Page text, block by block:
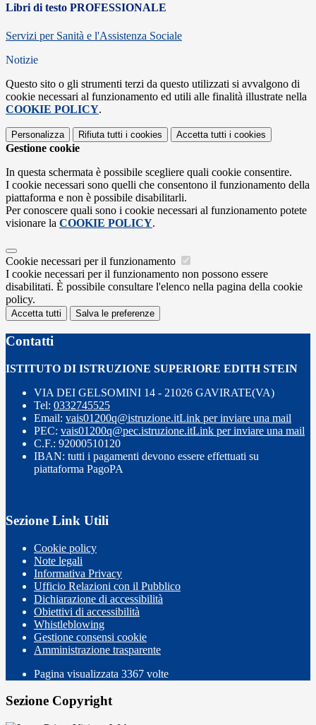
Libri di testo PROFESSIONALE
Servizi per Sanità e l'Assistenza Sociale
Notizie
Questo sito o gli strumenti terzi da questo utilizzati si avvalgono di
cookie necessari al funzionamento ed utili alle finalità illustrate nella
COOKIE POLICY.
Personalizza Rifiuta tutti i cookies Accetta tutti i cookies
Gestione cookie
In questa schermata è possibile scegliere quali cookie consentire.
I cookie necessari sono quelli che consentono il funzionamento della
piattaforma e non è possibile disabilitarli.
Per conoscere quali sono i cookie necessari al funzionamento potete
visionare la COOKIE POLICY.
Cookie necessari per il funzionamento
I cookie necessari per il funzionamento non possono essere
disabilitati. È possibile consultare l'elenco nella pagina della cookie
policy.
Accetta tutti Salva le preferenze
Contatti
ISTITUTO DI ISTRUZIONE SUPERIORE EDITH STEIN
VIA DEI GELSOMINI 14 - 21026 GAVIRATE(VA)
Tel: 0332745525
Email: vais01200q@istruzione.itLink per inviare una mail
PEC: vais01200q@pec.istruzione.itLink per inviare una mail
C.F.: 92000510120
IBAN: tutti i pagamenti devono essere effettuati su
piattaforma PagoPA
Sezione Link Utili
Cookie policy
Note legali
Informativa Privacy
Ufficio Relazioni con il Pubblico
Dichiarazione di accessibilità
Obiettivi di accessibilità
Whistleblowing
Gestione consensi cookie
Amministrazione trasparente
Pagina visualizzata 3367 volte
Sezione Copyright